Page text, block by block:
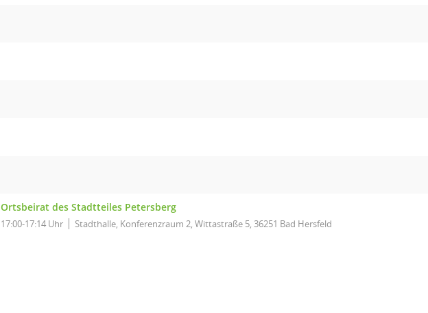
Ortsbeirat des Stadtteiles Petersberg
17:00-17:14 Uhr Stadthalle, Konferenzraum 2, Wittastraße 5, 36251 Bad Hersfeld